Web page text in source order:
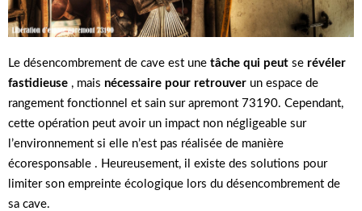
Le désencombrement de cave est une tâche qui peut se révéler
fastidieuse , mais nécessaire pour retrouver un espace de
rangement fonctionnel et sain sur apremont 73190. Cependant,
cette opération peut avoir un impact non négligeable sur
l’environnement si elle n’est pas réalisée de manière
écoresponsable . Heureusement, il existe des solutions pour
limiter son empreinte écologique lors du désencombrement de
sa cave.